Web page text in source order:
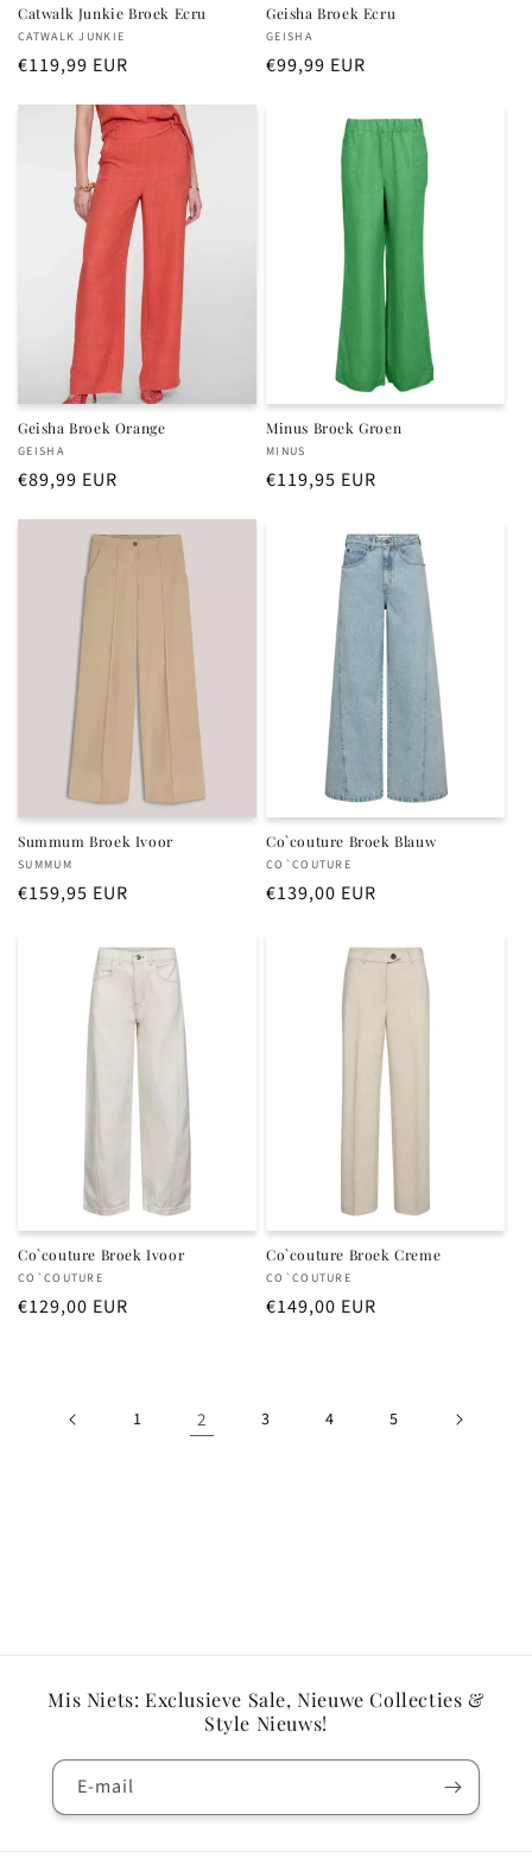
Catwalk Junkie Broek Ecru
Verkoper:
CATWALK JUNKIE
Normale
€119,99 EUR
Geisha Broek Ecru
Verkoper:
GEISHA
Normale
€99,99 EUR
Geisha Broek Orange
Verkoper:
GEISHA
Normale
€89,99 EUR
Minus Broek Groen
Verkoper:
MINUS
Normale
€119,95 EUR
Summum Broek Ivoor
Verkoper:
SUMMUM
Normale
€159,95 EUR
Co`couture Broek Blauw
Verkoper:
CO`COUTURE
Normale
€139,00 EUR
Co`couture Broek Ivoor
Verkoper:
CO`COUTURE
Normale
€129,00 EUR
Co`couture Broek Creme
Verkoper:
CO`COUTURE
Normale
€149,00 EUR
1 2 3 4 5
Mis Niets: Exclusieve Sale, Nieuwe Collecties &
Style Nieuws!
E‑mail